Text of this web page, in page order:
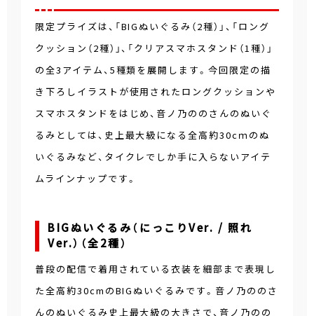
限定プライズは、「BIGぬいぐるみ（2種）」、「ロング
クッション（2種）」、「クリアスマホスタンド（1種）」
の全3アイテム、5種類を展開します。今回限定の描
き下ろしイラストが使用されたロングクッションや
スマホスタンドをはじめ、音ノ乃ののさんのぬいぐ
るみとしては、史上最大級になる全高約30cｍのぬ
いぐるみなど、タイクレでしか手に入らないアイテ
ムラインナップです。
BIGぬいぐるみ（にっこりVer. / 照れ
Ver.）（全2種）
普段の配信で着用されている衣装を細部まで表現し
た全高約30cmのBIGぬいぐるみです。音ノ乃ののさ
んのぬいぐるみ史上最大級の大きさで、音ノ乃のの